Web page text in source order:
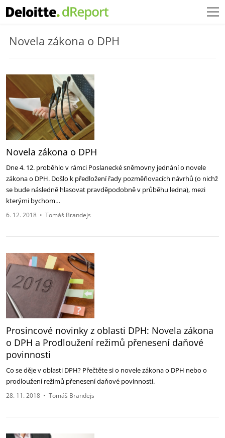
Novela zákona o DPH
Novela zákona o DPH
Dne 4. 12. proběhlo v rámci Poslanecké sněmovny jednání o novele
zákona o DPH. Došlo k předložení řady pozměňovacích návrhů (o nichž
se bude následně hlasovat pravděpodobně v průběhu ledna), mezi
kterými bychom…
6. 12. 2018 • Tomáš Brandejs
Prosincové novinky z oblasti DPH: Novela zákona
o DPH a Prodloužení režimů přenesení daňové
povinnosti
Co se děje v oblasti DPH? Přečtěte si o novele zákona o DPH nebo o
prodloužení režimů přenesení daňové povinnosti.
28. 11. 2018 • Tomáš Brandejs